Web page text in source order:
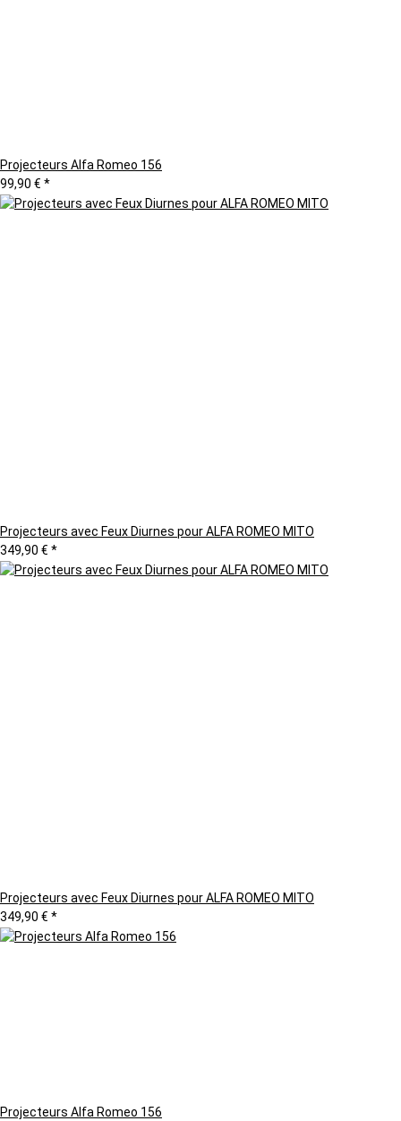
Projecteurs Alfa Romeo 156
99,90 € *
Projecteurs avec Feux Diurnes pour ALFA ROMEO MITO
349,90 € *
Projecteurs avec Feux Diurnes pour ALFA ROMEO MITO
349,90 € *
Projecteurs Alfa Romeo 156